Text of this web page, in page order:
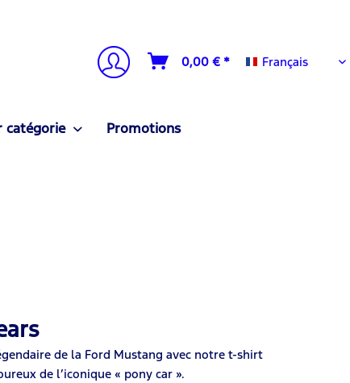
0,00 € * Français
Français
catégorie Promotions
de la Ford Mustang avec notre t-shirt
de l’iconique « pony car ».